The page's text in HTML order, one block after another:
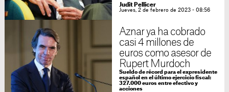
Judit Pellicer
Jueves, 2 de febrero de 2023 - 08:56
Aznar ya ha cobrado
casi 4 millones de
euros como asesor de
Rupert Murdoch
Sueldo de récord para el expresidente
español en el último ejercicio fiscal:
327.000 euros entre efectivo y
acciones